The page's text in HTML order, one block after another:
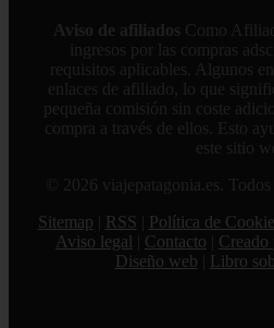
Aviso de afiliados Como
ingresos por las compras
requisitos aplicables. Algunos
enlaces de afiliado, lo que
pequeña comisión sin coste
compra a través de ellos. Esto
este sitio
© 2026 viajepatagonia.es.
Sitemap
RSS Política de
Aviso legal
Contacto
Diseño web
Libro